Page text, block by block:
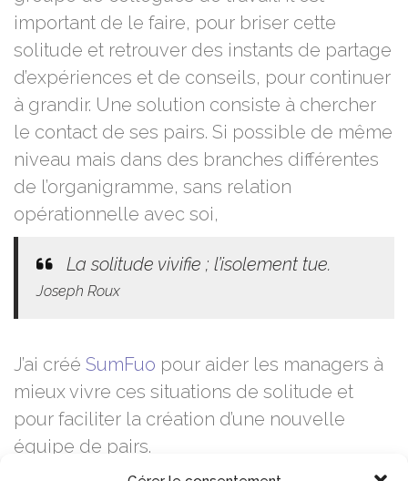
important de le faire, pour briser cette
solitude et retrouver des instants de partage
d’expériences et de conseils, pour continuer
à grandir. Une solution consiste à chercher
le contact de ses pairs. Si possible de même
niveau mais dans des branches différentes
de l’organigramme, sans relation
opérationnelle avec soi,
La solitude vivifie ; l’isolement tue.
Joseph Roux
J’ai créé SumFuo pour aider les managers à
mieux vivre ces situations de solitude et
pour faciliter la création d’une nouvelle
équipe de pairs.